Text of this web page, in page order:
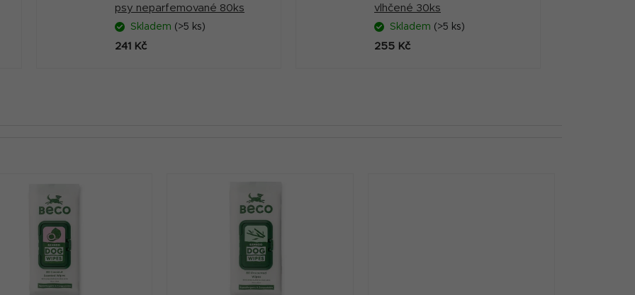
psy neparfemované 80ks
Skladem (>5 ks)
241 Kč
vlhčené 30ks
Skladem (>5 ks)
255 Kč